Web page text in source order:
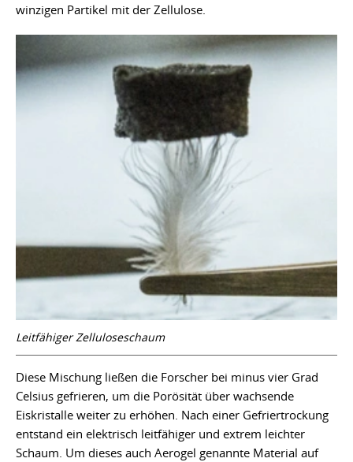
winzigen Partikel mit der Zellulose.
Leitfähiger Zelluloseschaum
Diese Mischung ließen die Forscher bei minus vier Grad
Celsius gefrieren, um die Porösität über wachsende
Eiskristalle weiter zu erhöhen. Nach einer Gefriertrockung
entstand ein elektrisch leitfähiger und extrem leichter
Schaum. Um dieses auch Aerogel genannte Material auf